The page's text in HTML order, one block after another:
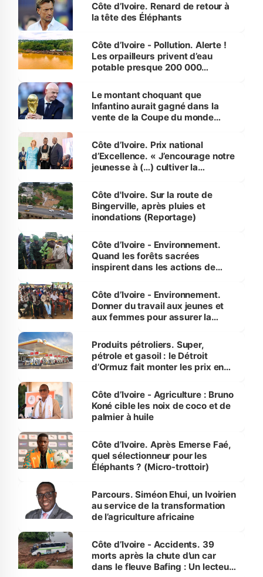
Côte d’Ivoire. Renard de retour à
la tête des Éléphants
Côte d’Ivoire - Pollution. Alerte !
Les orpailleurs privent d’eau
potable presque 200 000
Le montant choquant que
Infantino aurait gagné dans la
vente de la Coupe du monde
Côte d’Ivoire. Prix national
d’Excellence. « J’encourage notre
jeunesse à (…) cultiver la
(Alassane Ouattara
Côte d'Ivoire. Sur la route de
Bingerville, après pluies et
inondations (Reportage)
Côte d’Ivoire - Environnement.
Quand les forêts sacrées
inspirent dans les actions de
Côte d’Ivoire - Environnement.
Donner du travail aux jeunes et
aux femmes pour assurer la
menacées
Produits pétroliers. Super,
pétrole et gasoil : le Détroit
d’Ormuz fait monter les prix en
Côte d’Ivoire - Agriculture : Bruno
Koné cible les noix de coco et de
palmier à huile
Côte d’Ivoire. Après Emerse Faé,
quel sélectionneur pour les
Éléphants ? (Micro-trottoir)
Parcours. Siméon Ehui, un Ivoirien
au service de la transformation
de l’agriculture africaine
Côte d’Ivoire - Accidents. 39
morts après la chute d’un car
dans le fleuve Bafing : Un lecteur